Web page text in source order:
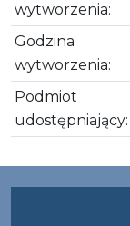
wytworzenia:
Godzina
wytworzenia:
Podmiot
udostępniający: